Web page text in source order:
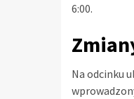
6:00.
Na odcinku